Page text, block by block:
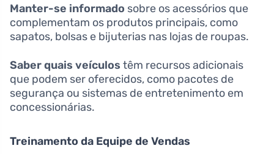
Manter-se informado sobre os acessórios que
complementam os produtos principais, como
sapatos, bolsas e bijuterias nas lojas de roupas.
Saber quais veículos têm recursos adicionais
que podem ser oferecidos, como pacotes de
segurança ou sistemas de entretenimento em
concessionárias.
Treinamento da Equipe de Vendas